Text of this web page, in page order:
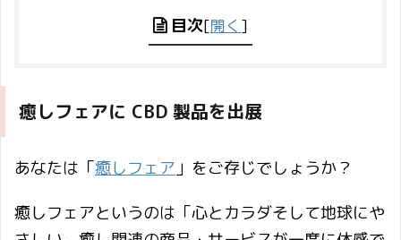
目次[開く ]
癒しフェアに CBD 製品を出展
あなたは「癒しフェア」をご存じでしょうか？
癒しフェアというのは「心とカラダそして地球にや